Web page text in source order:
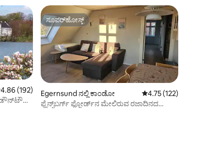
4.86 ಸರಾಸರಿ ರೇಟಿಂಗ್, 192 ವಿಮರ್ಶೆಗಳು
4.86 (192)
ಡೌನ್‌ಟೌನ್
ಸೂಪರ್‌ಹೋಸ್ಟ್
ಸೂಪರ್‌ಹೋಸ್ಟ್
Egernsund ನಲ್ಲಿ ಕಾಂಡೋ 5 ರಲ್ಲಿ 4.75 ಸರಾಸರಿ
4.75 (122)
ಫ್ಲೆನ್ಸ್‌ಬರ್ಗ್ ಫ್ಜೋರ್ಡ್‌ನ ಮೇಲಿರುವ ರಜಾದಿನದ